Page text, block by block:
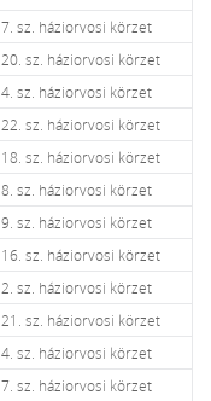
7. sz. háziorvosi körzet
20. sz. háziorvosi körzet
4. sz. háziorvosi körzet
22. sz. háziorvosi körzet
18. sz. háziorvosi körzet
8. sz. háziorvosi körzet
9. sz. háziorvosi körzet
16. sz. háziorvosi körzet
2. sz. háziorvosi körzet
21. sz. háziorvosi körzet
4. sz. háziorvosi körzet
7. sz. háziorvosi körzet